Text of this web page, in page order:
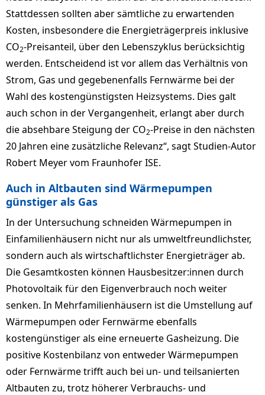
Stattdessen sollten aber sämtliche zu erwartenden
Kosten, insbesondere die Energieträgerpreis inklusive
CO2-Preisanteil, über den Lebenszyklus berücksichtig
werden. Entscheidend ist vor allem das Verhältnis von
Strom, Gas und gegebenenfalls Fernwärme bei der
Wahl des kostengünstigsten Heizsystems. Dies galt
auch schon in der Vergangenheit, erlangt aber durch
die absehbare Steigung der CO2-Preise in den nächsten
20 Jahren eine zusätzliche Relevanz“, sagt Studien-Autor
Robert Meyer vom Fraunhofer ISE.
Auch in Altbauten sind Wärmepumpen
günstiger als Gas
In der Untersuchung schneiden Wärmepumpen in
Einfamilienhäusern nicht nur als umweltfreundlichster,
sondern auch als wirtschaftlichster Energieträger ab.
Die Gesamtkosten können Hausbesitzer:innen durch
Photovoltaik für den Eigenverbrauch noch weiter
senken. In Mehrfamilienhäusern ist die Umstellung auf
Wärmepumpen oder Fernwärme ebenfalls
kostengünstiger als eine erneuerte Gasheizung. Die
positive Kostenbilanz von entweder Wärmepumpen
oder Fernwärme trifft auch bei un- und teilsanierten
Altbauten zu, trotz höherer Verbrauchs- und